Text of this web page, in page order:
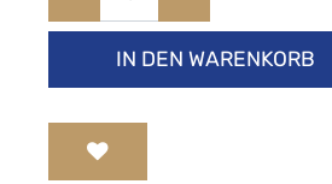
IN DEN WARENKORB